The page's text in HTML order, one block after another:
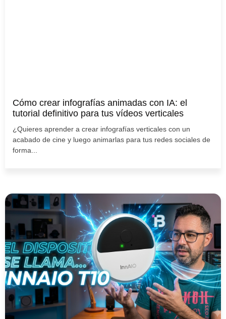
Cómo crear infografías animadas con IA: el
tutorial definitivo para tus vídeos verticales
¿Quieres aprender a crear infografías verticales con un
acabado de cine y luego animarlas para tus redes sociales de
forma...